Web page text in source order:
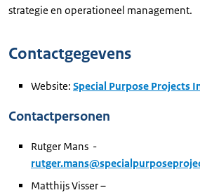
strategie en operationeel management.
Contactgegevens
Website: Special Purpose Projects
Contactpersonen
Rutger Mans -
Matthijs Visser –